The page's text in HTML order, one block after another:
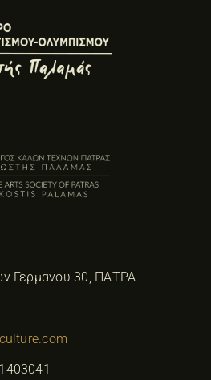
Γερμανού 30, ΠΑΤΡΑ